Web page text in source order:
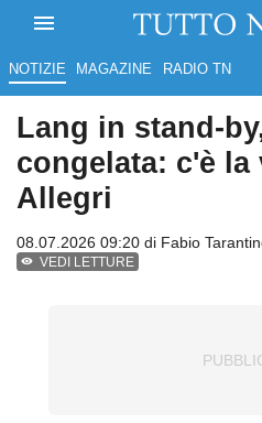
NOTIZIE MAGAZINE RADIO TN
Lang in stand-
congelata: c'è la
Allegri
08.07.2026 09:20 di Fabio
VEDI LETTURE